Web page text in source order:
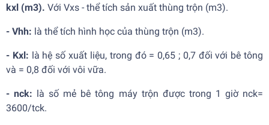
kxl (m3). Với Vxs - thể tích sản xuất thùng trộn (m3).
- Vhh: là thể tích hình học của thùng trộn (m3).
- Kxl: là hệ số xuất liệu, trong đó = 0,65 ; 0,7 đối với bê tông
và = 0,8 đối với vôi vữa.
- nck: là số mẻ bê tông máy trộn được trong 1 giờ nck=
3600/tck.